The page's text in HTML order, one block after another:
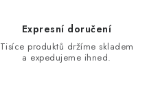
Expresní doručení
Tisíce produktů držíme skladem
a expedujeme ihned.